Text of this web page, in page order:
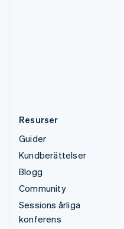
Resurser
Guider
Kundberättelser
Blogg
Community
Sessions årliga
konferens